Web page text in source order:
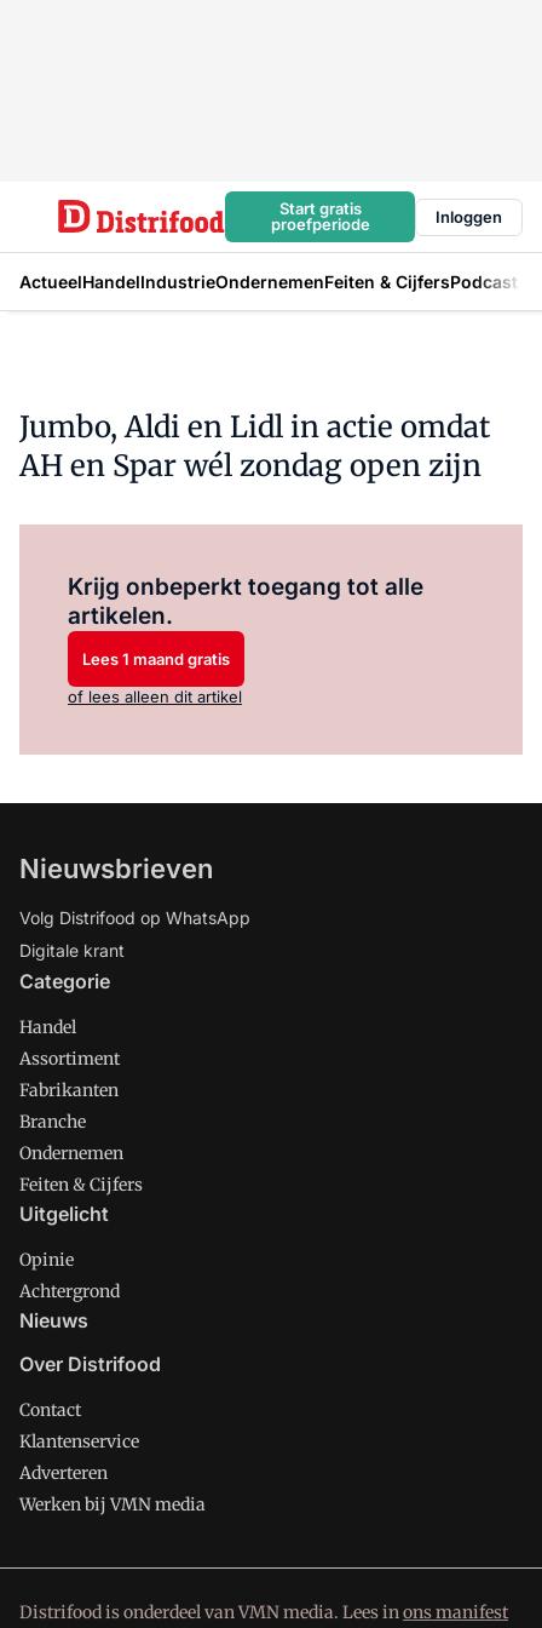
Start gratis
proefperiode
Inloggen
ActueelHandelIndustrieOndernemenFeiten & CijfersPodcast
Jumbo, Aldi en Lidl in actie omdat
AH en Spar wél zondag open zijn
Krijg onbeperkt toegang tot alle
artikelen.
Lees 1 maand gratis
of lees alleen dit artikel
Nieuwsbrieven
Volg Distrifood op WhatsApp
Digitale krant
Categorie
Handel
Assortiment
Fabrikanten
Branche
Ondernemen
Feiten & Cijfers
Uitgelicht
Opinie
Achtergrond
Nieuws
Over Distrifood
Contact
Klantenservice
Adverteren
Werken bij VMN media
Distrifood is onderdeel van VMN media. Lees inons manifest